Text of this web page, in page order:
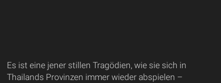
Es ist eine jener stillen Tragödien, wie sie sich in
Thailands Provinzen immer wieder abspielen –